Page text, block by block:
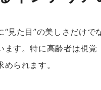
見た目”の美しさだけ
す。特に高齢者は視覚
られます。